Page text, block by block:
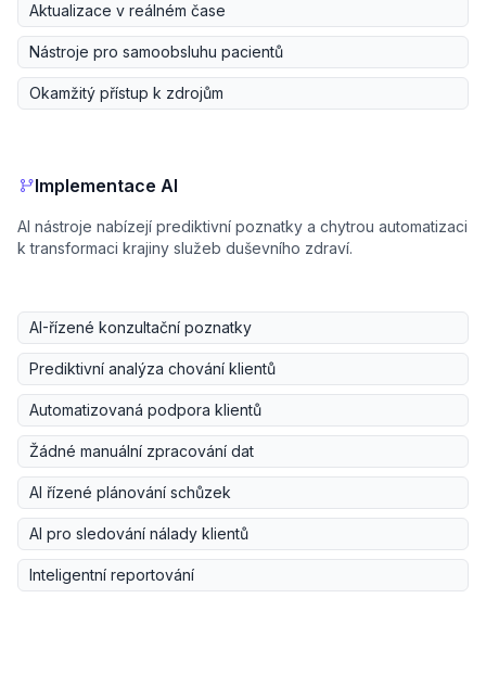
Aktualizace v reálném čase
Nástroje pro samoobsluhu pacientů
Okamžitý přístup k zdrojům
Implementace AI
AI nástroje nabízejí prediktivní poznatky a chytrou automatizaci
k transformaci krajiny služeb duševního zdraví.
AI-řízené konzultační poznatky
Prediktivní analýza chování klientů
Automatizovaná podpora klientů
Žádné manuální zpracování dat
AI řízené plánování schůzek
AI pro sledování nálady klientů
Inteligentní reportování